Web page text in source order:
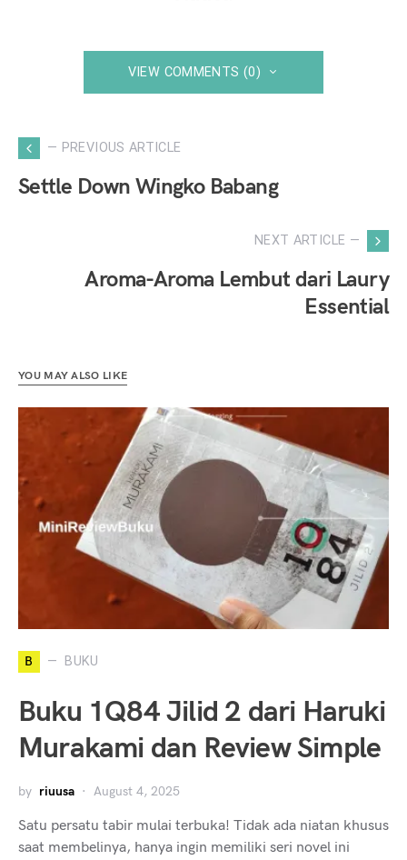
VIEW COMMENTS (0)
— PREVIOUS ARTICLE
Settle Down Wingko Babang
NEXT ARTICLE —
Aroma-Aroma Lembut dari Laury
Essential
YOU MAY ALSO LIKE
B BUKU
Buku 1Q84 Jilid 2 dari Haruki
Murakami dan Review Simple
by riuusa August 4, 2025
Satu persatu tabir mulai terbuka! Tidak ada niatan khusus
saat membelinya, hanya ingin memiliki seri novel ini